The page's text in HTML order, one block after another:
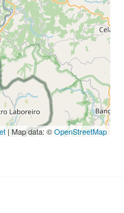
| Map data: ©OpenStreetMap